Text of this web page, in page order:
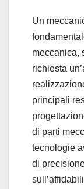
Un
meccanica,
richiesta
principali
di parti
tecnologie
di